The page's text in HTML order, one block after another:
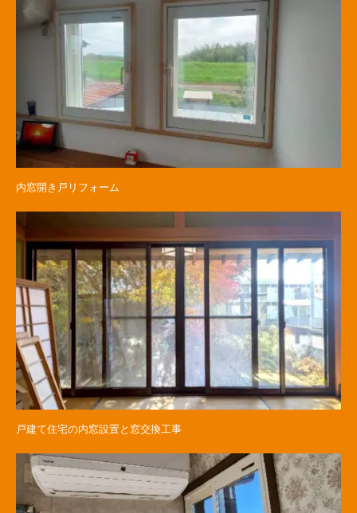
内窓開き戸リフォーム
戸建て住宅の内窓設置と窓交換工事